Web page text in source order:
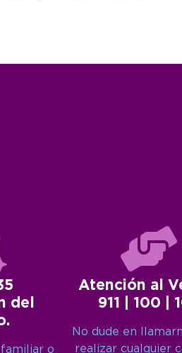
del
familiar o
Atención al
911 | 100 |
No dude en
realizar cualquier